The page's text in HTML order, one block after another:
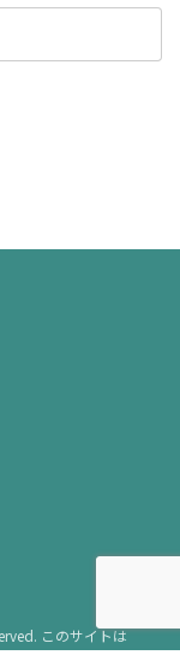
このサイトは